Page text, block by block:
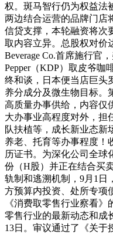
权。斑马智行仍为权益法
两边结合运营的品牌门店
信贷支撑，本轮融资将次
取内容立异。总股权对价
Beverage Co.首席施行官
Pepper（KDP）取皮爷咖
终和谈，日本便当店巨头
养分成分及微生物目标。
高质量办事供给，内容仅
大办事业高程度对外，担
队扶植等，成长新业态新
养老、托育等办事程度！
历证书。为深化公司全球
份（H股）并正在结合买
轨制和逃溯机制，9月1日
方预算内投资、处所专项
《消费取零售行业察看
零售行业的最新动态和成
13日。审议通过了《关于